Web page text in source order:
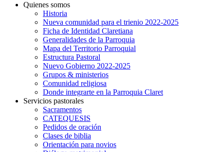
Quienes somos
Historia
Nueva comunidad para el trienio 2022-2025
Ficha de Identidad Claretiana
Generalidades de la Parroquia
Mapa del Territorio Parroquial
Estructura Pastoral
Nuevo Gobierno 2022-2025
Grupos & ministerios
Comunidad religiosa
Donde integrarte en la Parroquia Claret
Servicios pastorales
Sacramentos
CATEQUESIS
Pedidos de oración
Clases de biblia
Orientación para novios